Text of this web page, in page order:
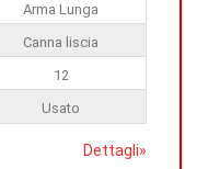
Arma Lunga
Canna liscia
12
Usato
Dettagli»